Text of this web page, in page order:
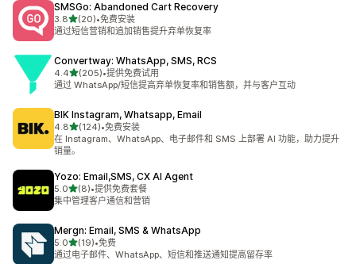
SMSGo: Abandoned Cart Recovery
3.8星（满分 5 星）
(20)
总共 20 条评论
•免费安装
通过短信营销和追加销售提升弃单恢复率
Convertway: WhatsApp, SMS, RCS
4.4星（满分 5 星）
(205)
总共 205 条评论
•提供免费试用
通过 WhatsApp/短信提高弃单恢复率和销售额，并与客户互动
BIK Instagram, Whatsapp, Email
4.8星（满分 5 星）
(124)
总共 124 条评论
•免费安装
在 Instagram、WhatsApp、电子邮件和 SMS 上部署 AI 功能，助力提升
销量。
Yozo: Email,SMS, CX AI Agent
5.0星（满分 5 星）
(8)
总共 8 条评论
•提供免费套餐
集中管理客户通信和营销
Mergn: Email, SMS & WhatsApp
5.0星（满分 5 星）
(19)
总共 19 条评论
•免费
通过电子邮件、WhatsApp、短信和推送通知提高留存率